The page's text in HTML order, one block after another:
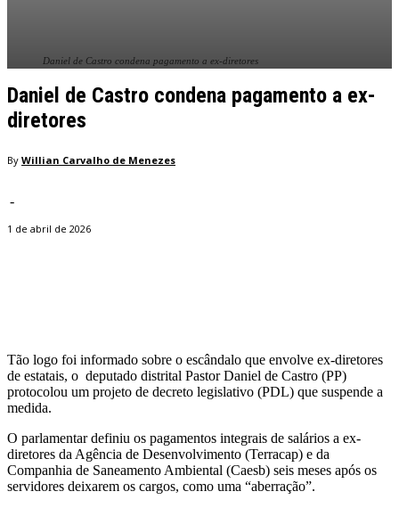
Daniel de Castro condena pagamento a ex-diretores
Daniel de Castro condena pagamento a ex-
diretores
By Willian Carvalho de Menezes
-
1 de abril de 2026
Tão logo foi informado sobre o escândalo que envolve ex-diretores
de estatais, o deputado distrital Pastor Daniel de Castro (PP)
protocolou um projeto de decreto legislativo (PDL) que suspende a
medida.
O parlamentar definiu os pagamentos integrais de salários a ex-
diretores da Agência de Desenvolvimento (Terracap) e da
Companhia de Saneamento Ambiental (Caesb) seis meses após os
servidores deixarem os cargos, como uma “aberração”.